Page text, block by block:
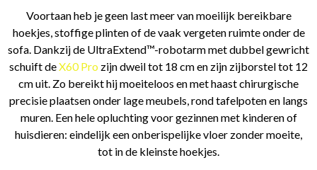
Voortaan heb je geen last meer van moeilijk bereikbare
hoekjes, stoffige plinten of de vaak vergeten ruimte onder de
sofa. Dankzij de UltraExtend™-robotarm met dubbel gewricht
schuift deX60 Pro zijn dweil tot 18 cm en zijn zijborstel tot 12
cm uit. Zo bereikt hij moeiteloos en met haast chirurgische
precisie plaatsen onder lage meubels, rond tafelpoten en langs
muren. Een hele opluchting voor gezinnen met kinderen of
huisdieren: eindelijk een onberispelijke vloer zonder moeite,
tot in de kleinste hoekjes.